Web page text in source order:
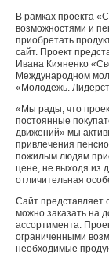
В рамках проекта
возможностями и
приобретать
сайт. Проект
Ивана Кияненко
Международном
«Молодежь.
«Мы рады, что
постоянные
движений» мы
привлечения
пожилым людям
цене, не выходя из
отличительная
Сайт представляет
можно заказать на
ассортимента.
ограниченными
необходимые